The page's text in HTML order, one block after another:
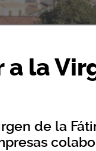
a la
de la